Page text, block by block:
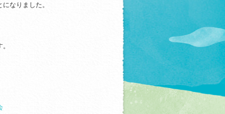
なりました。